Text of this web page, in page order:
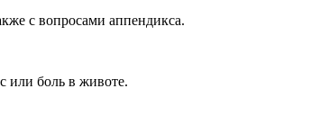
с вопросами аппендикса.
или боль в животе.